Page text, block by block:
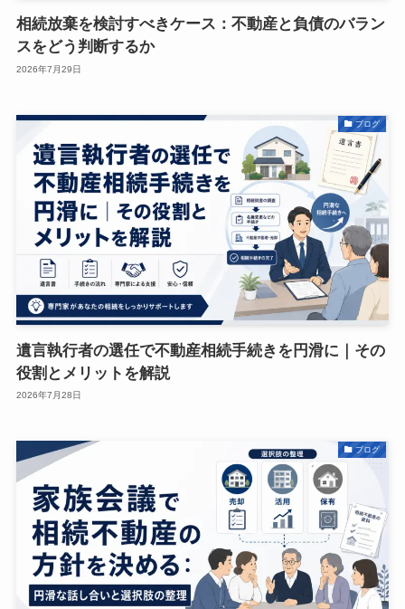
相続放棄を検討すべきケース：不動産と負債のバラン
スをどう判断するか
2026年7月29日
ブログ
遺言執行者の選任で不動産相続手続きを円滑に｜その
役割とメリットを解説
2026年7月28日
ブログ